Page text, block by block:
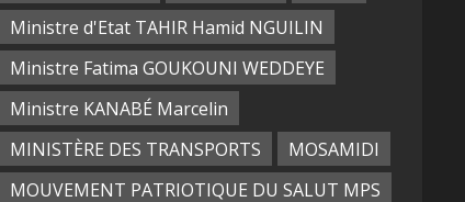
Ministre d'Etat TAHIR Hamid NGUILIN
Ministre Fatima GOUKOUNI WEDDEYE
Ministre KANABÉ Marcelin
MINISTÈRE DES TRANSPORTS
MOSAMIDI
MOUVEMENT PATRIOTIQUE DU SALUT MPS